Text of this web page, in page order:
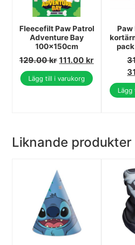
Fleecefilt Paw Patrol
Adventure Bay
100x150cm
129.00kr 111.00 kr
Lägg till i varukorg
Lägg
Liknande produkter